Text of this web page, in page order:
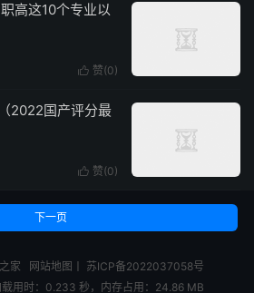
高这10个专业以
 赞(0)
2022国产评分最
 赞(0)
下一页
家 网站地图
苏ICP备2022037058号
用时：0.233 秒，内存占用：24.86 MB